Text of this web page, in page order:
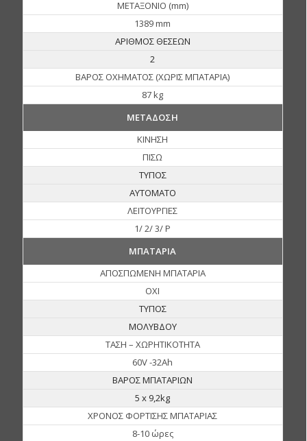
ΜΕΤΑΞΟΝΙΟ (mm)
1389 mm
ΑΡΙΘΜΟΣ ΘΕΣΕΩΝ
2
ΒΑΡΟΣ ΟΧΗΜΑΤΟΣ (ΧΩΡΙΣ ΜΠΑΤΑΡΙΑ)
87 kg
ΜΕΤΑΔΟΣΗ
ΚΙΝΗΣΗ
ΠΙΣΩ
ΤΥΠΟΣ
ΑΥΤΟΜΑΤΟ
ΛΕΙΤΟΥΡΓΙΕΣ
1/ 2/ 3/ P
ΜΠΑΤΑΡΙΑ
ΑΠΟΣΠΩΜΕΝΗ ΜΠΑΤΑΡΙΑ
ΟΧΙ
ΤΥΠΟΣ
ΜΟΛΥΒΔΟΥ
ΤΑΣΗ – ΧΩΡΗΤΙΚΟΤΗΤΑ
60V -32Ah
ΒΑΡΟΣ ΜΠΑΤΑΡΙΩΝ
5 x 9,2kg
ΧΡΟΝΟΣ ΦΟΡΤΙΣΗΣ ΜΠΑΤΑΡΙΑΣ
8-10 ώρες